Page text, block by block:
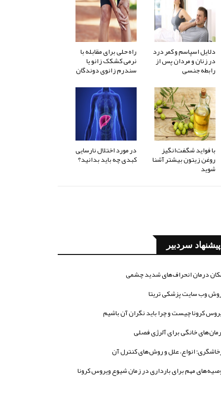
دلایل اسپاسم و کمر درد
در زنان و مردان پس از
رابطه جنسی
راه حلی برای مقابله با
نرمی کشکک زانو یا
سندرم زانوی دوندگان
با فواید شگفت‌انگیز
روغن زیتون بیشتر آشنا
شوید
در مورد اختلال نارسایی
کبدی چه باید بدانید؟
پیشنهاد سردبیر
درمان انحراف‌های شدید چشمی
وب سایت پزشکی تریتا
کرونا چیست و چرا باید نگران آن باشیم
خانگی برای آلرژی فصلی
انواع، علل و روش‌های کنترل آن
مهم برای بارداری در زمان شیوع ویروس کرونا